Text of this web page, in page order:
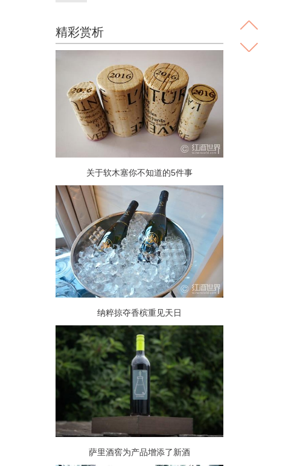
精彩赏析
关于软木塞你不知道的5件事
纳粹掠夺香槟重见天日
萨里酒窖为产品增添了新酒